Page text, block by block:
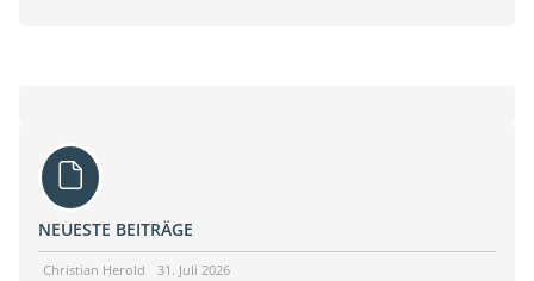
NEUESTE BEITRÄGE
Christian Herold 31. Juli 2026